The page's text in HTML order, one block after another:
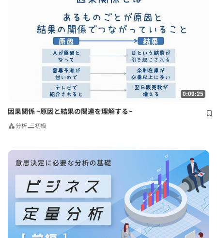
0:09:25
因果関係 ~原因と結果の関連を理解する~
分析 初級